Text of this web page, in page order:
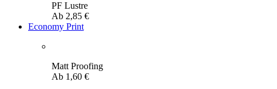
PF Lustre
Ab 2,85 €
Economy Print
Matt Proofing
Ab 1,60 €